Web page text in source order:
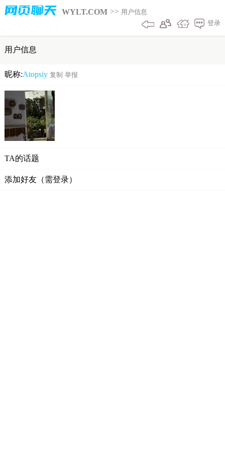
网页聊天 WYLT.COM >> 用户信息
登录
用户信息
昵称:Atopsiy 复制 举报
TA的话题
添加好友（需登录）